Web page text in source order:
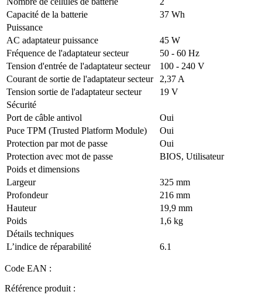
Capacité de la batterie
37 Wh
Puissance
AC adaptateur puissance
45 W
Fréquence de l'adaptateur secteur
50 - 60 Hz
Tension d'entrée de l'adaptateur secteur
100 - 240 V
Courant de sortie de l'adaptateur secteur
2,37 A
Tension sortie de l'adaptateur secteur
19 V
Sécurité
Port de câble antivol
Oui
Puce TPM (Trusted Platform Module)
Oui
Protection par mot de passe
Oui
Protection avec mot de passe
BIOS, Utilisateur
Poids et dimensions
Largeur
325 mm
Profondeur
216 mm
Hauteur
19,9 mm
Poids
1,6 kg
Détails techniques
L’indice de réparabilité
6.1
Code EAN :
Référence produit :